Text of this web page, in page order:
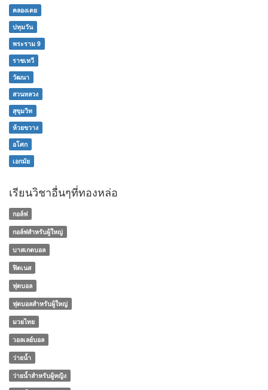
คลองเตย
ปทุมวัน
พระราม 9
ราชเทวี
วัฒนา
สวนหลวง
สุขุมวิท
ห้วยขวาง
อโศก
เอกมัย
เรียนวิชาอื่นๆที่ทองหล่อ
กอล์ฟ
กอล์ฟสำหรับผู้ใหญ่
บาสเกตบอล
ฟิตเนส
ฟุตบอล
ฟุตบอลสำหรับผู้ใหญ่
มวยไทย
วอลเลย์บอล
ว่ายน้ำ
ว่ายน้ำสำหรับผู้หญิง